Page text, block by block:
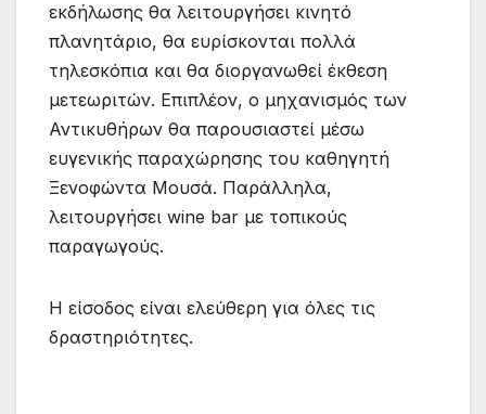
εκδήλωσης θα λειτουργήσει κινητό
πλανητάριο, θα ευρίσκονται πολλά
τηλεσκόπια και θα διοργανωθεί έκθεση
μετεωριτών. Επιπλέον, ο μηχανισμός των
Αντικυθήρων θα παρουσιαστεί μέσω
ευγενικής παραχώρησης του καθηγητή
Ξενοφώντα Μουσά. Παράλληλα,
λειτουργήσει wine bar με τοπικούς
παραγωγούς.
Η είσοδος είναι ελεύθερη για όλες τις
δραστηριότητες.